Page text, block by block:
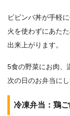
ビビンバ丼が手軽
火を使わずにあた
出来上がります。
5食の野菜にお肉、
次の日のお弁当に
冷凍弁当：鶏